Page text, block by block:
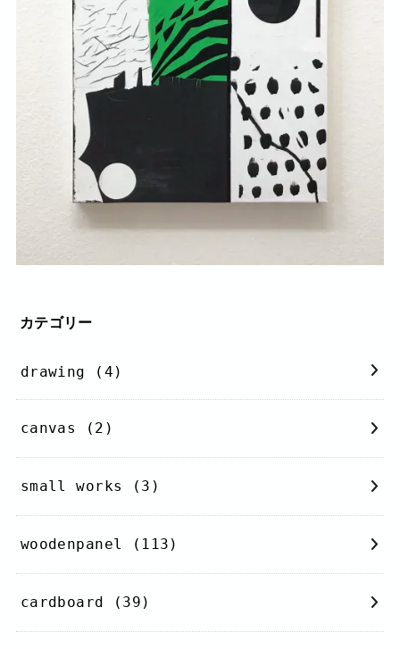
カテゴリー
drawing (4)
canvas (2)
small works (3)
woodenpanel (113)
cardboard (39)